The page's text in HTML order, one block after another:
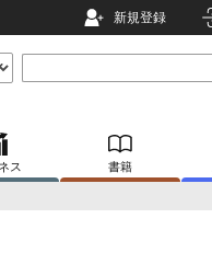
新規登録
ス 書籍